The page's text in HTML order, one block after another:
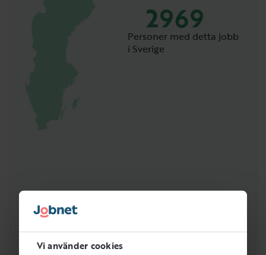
Vi använder cookies
2969
Personer med detta jobb
i Sverige